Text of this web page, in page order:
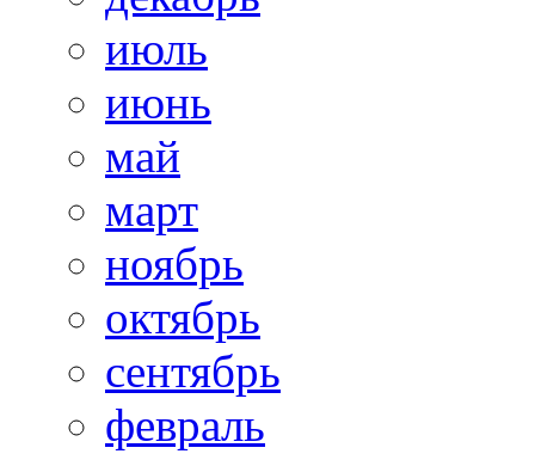
июль
июнь
май
март
ноябрь
октябрь
сентябрь
февраль